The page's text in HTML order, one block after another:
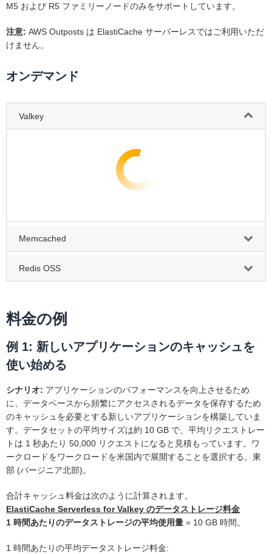
M5 および R5 ファミリーノードのみをサポートしています。
注意: AWS Outposts は ElastiCache サーバーレスではご利用いただ
けません。
オンデマンド
Valkey
Memcached
Redis OSS
料金の例
例 1: 新しいアプリケーションのキャッシュを
使い始める
シナリオ: アプリケーションのパフォーマンスを向上させるため
に、データベースから頻繁にアクセスされるデータを保存するため
のキャッシュを必要とする新しいアプリケーションを構築していま
す。データセットの平均サイズは約 10 GB で、平均リクエストレー
トは 1 秒あたり 50,000 リクエストになると見積もっています。ワ
ークロードをワークロードを米国内で展開することを選択する。東
部 (バージニア北部)。
合計キャッシュ料金は次のように計算されます。
ElastiCache Serverless for Valkey のデータストレージ料金
1 時間あたりのデータストレージの平均使用量 = 10 GB 時間。
1 時間あたりの平均データストレージ料金: